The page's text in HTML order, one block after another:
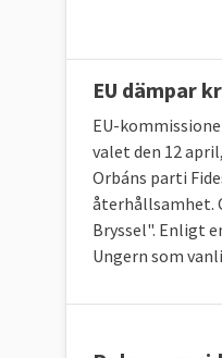
EU dämpar
EU-
valet den 12 april,
Orbáns parti
återhållsamhet.
Bryssel". Enligt
Ungern som